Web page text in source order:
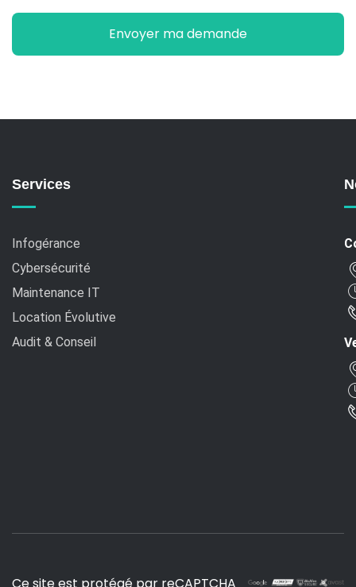
Services
Infogérance
Cybersécurité
Maintenance IT
Location Évolutive
Audit & Conseil